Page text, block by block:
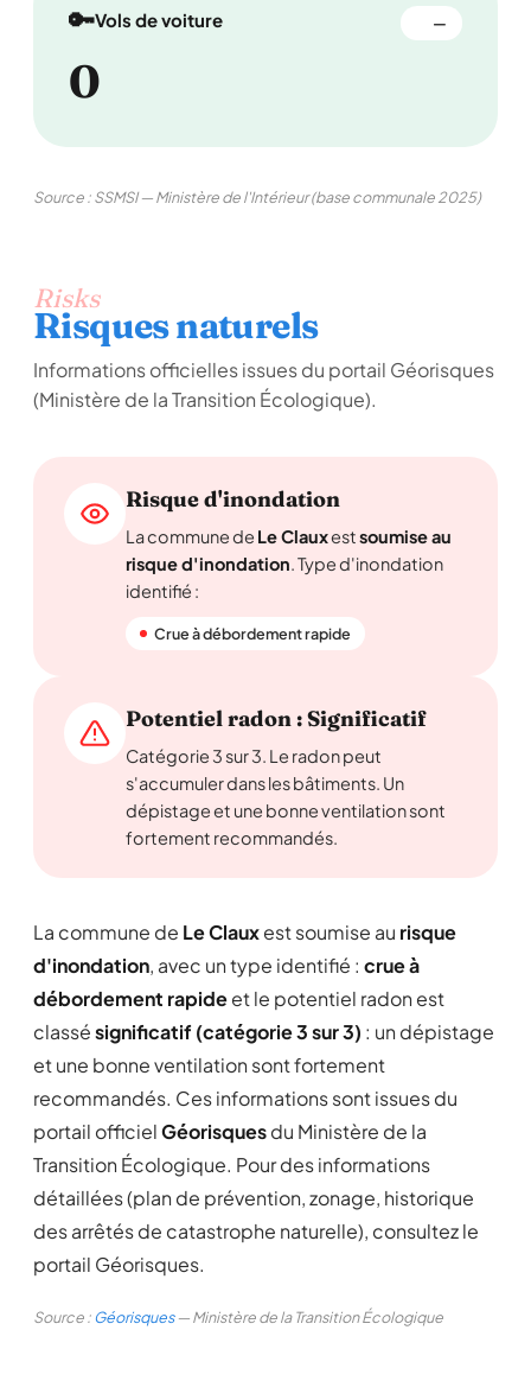
🔑Vols de voiture —
0
Source : SSMSI — Ministère de l'Intérieur (base communale 2025)
Risks
Risques naturels
Informations officielles issues du portail Géorisques
(Ministère de la Transition Écologique).
Risque d'inondation
La commune de Le Clauxestsoumise au
risque d'inondation. Type d'inondation
identifié :
Crue à débordement rapide
Potentiel radon : Significatif
Catégorie 3 sur 3. Le radon peut
s'accumuler dans les bâtiments. Un
dépistage et une bonne ventilation sont
fortement recommandés.
La commune de Le Clauxest soumise au risque
d'inondation, avec un type identifié : crue à
débordement rapideet le potentiel radon est
classésignificatif (catégorie 3 sur 3) : un dépistage
et une bonne ventilation sont fortement
recommandés. Ces informations sont issues du
portail officielGéorisquesdu Ministère de la
Transition Écologique. Pour des informations
détaillées (plan de prévention, zonage, historique
des arrêtés de catastrophe naturelle), consultez le
portail Géorisques.
Source :Géorisques— Ministère de la Transition Écologique